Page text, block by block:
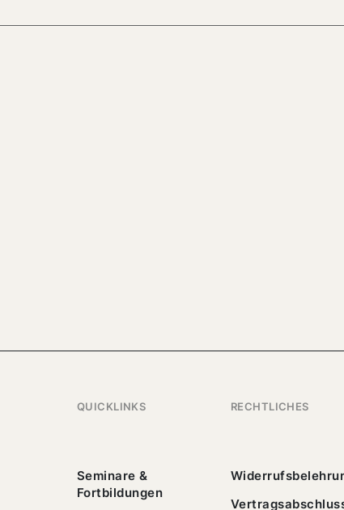
QUICKLINKS
Seminare &
Fortbildungen
RECHTLICHES